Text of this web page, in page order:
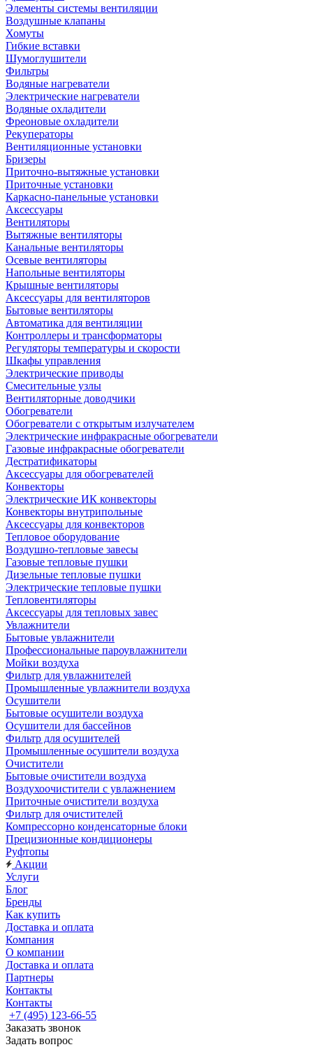
Элементы системы вентиляции
Воздушные клапаны
Хомуты
Гибкие вставки
Шумоглушители
Фильтры
Водяные нагреватели
Электрические нагреватели
Водяные охладители
Фреоновые охладители
Рекуператоры
Вентиляционные установки
Бризеры
Приточно-вытяжные установки
Приточные установки
Каркасно-панельные установки
Аксессуары
Вентиляторы
Вытяжные вентиляторы
Канальные вентиляторы
Осевые вентиляторы
Напольные вентиляторы
Крышные вентиляторы
Аксессуары для вентиляторов
Бытовые вентиляторы
Автоматика для вентиляции
Контроллеры и трансформаторы
Регуляторы температуры и скорости
Шкафы управления
Электрические приводы
Смесительные узлы
Вентиляторные доводчики
Обогреватели
Обогреватели с открытым излучателем
Электрические инфракрасные обогреватели
Газовые инфракрасные обогреватели
Дестратификаторы
Аксессуары для обогревателей
Конвекторы
Электрические ИК конвекторы
Конвекторы внутрипольные
Аксессуары для конвекторов
Тепловое оборудование
Воздушно-тепловые завесы
Газовые тепловые пушки
Дизельные тепловые пушки
Электрические тепловые пушки
Тепловентиляторы
Аксессуары для тепловых завес
Увлажнители
Бытовые увлажнители
Профессиональные пароувлажнители
Мойки воздуха
Фильтр для увлажнителей
Промышленные увлажнители воздуха
Осушители
Бытовые осушители воздуха
Осушители для бассейнов
Фильтр для осушителей
Промышленные осушители воздуха
Очистители
Бытовые очистители воздуха
Воздухоочистители с увлажнением
Приточные очистители воздуха
Фильтр для очистителей
Компрессорно конденсаторные блоки
Прецизионные кондиционеры
Руфтопы
Акции
Услуги
Блог
Бренды
Как купить
Доставка и оплата
Компания
О компании
Доставка и оплата
Партнеры
Контакты
Контакты
+7 (495) 123-66-55
Заказать звонок
Задать вопрос